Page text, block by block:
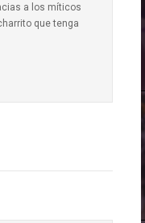
a los míticos
que tenga